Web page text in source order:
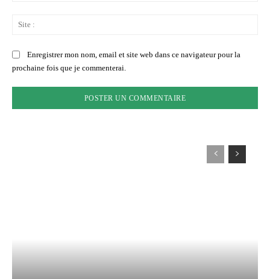
Enregistrer mon nom, email et site web dans ce navigateur pour la
prochaine fois que je commenterai.